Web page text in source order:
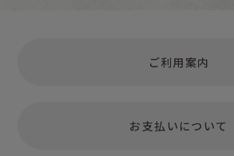
ご利用案内
お支払いについて